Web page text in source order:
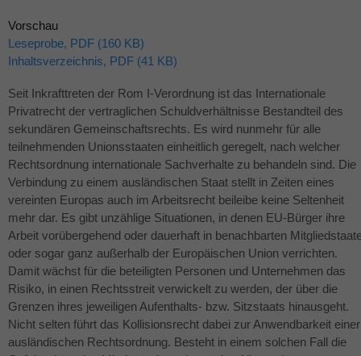
Vorschau
Leseprobe, PDF (160 KB)
Inhaltsverzeichnis, PDF (41 KB)
Seit Inkrafttreten der Rom I-Verordnung ist das Internationale
Privatrecht der vertraglichen Schuldverhältnisse Bestandteil des
sekundären Gemeinschaftsrechts. Es wird nunmehr für alle
teilnehmenden Unionsstaaten einheitlich geregelt, nach welcher
Rechtsordnung internationale Sachverhalte zu behandeln sind. Die
Verbindung zu einem ausländischen Staat stellt in Zeiten eines
vereinten Europas auch im Arbeitsrecht beileibe keine Seltenheit
mehr dar. Es gibt unzählige Situationen, in denen EU-Bürger ihre
Arbeit vorübergehend oder dauerhaft in benachbarten
oder sogar ganz außerhalb der Europäischen Union verrichten.
Damit wächst für die beteiligten Personen und Unternehmen das
Risiko, in einen Rechtsstreit verwickelt zu werden, der über die
Grenzen ihres jeweiligen Aufenthalts- bzw. Sitzstaats hinausgeht.
Nicht selten führt das Kollisionsrecht dabei zur Anwendbarkeit einer
ausländischen Rechtsordnung. Besteht in einem solchen Fall die